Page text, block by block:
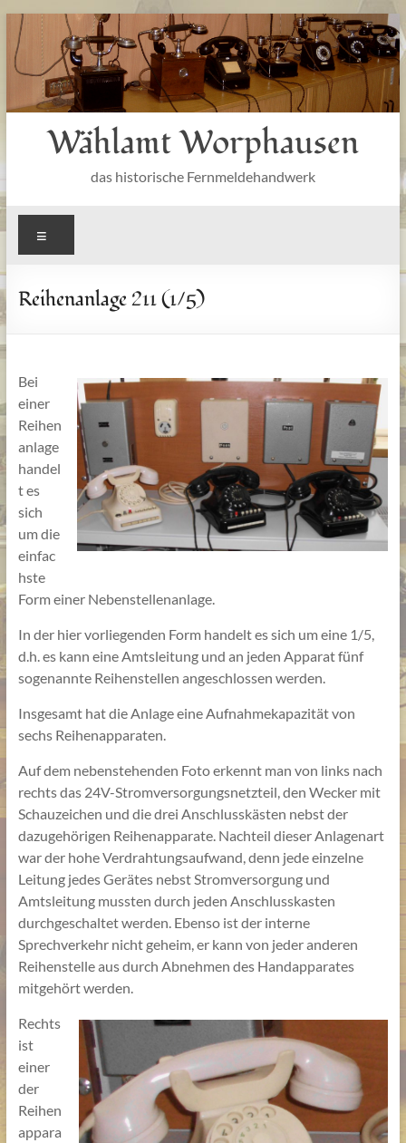
Zum
Inhalt
springen
Wählamt Worphausen
das historische Fernmeldehandwerk
Reihenanlage 211 (1/5)
Bei
einer
Reihen
anlage
handel
t es
sich
um die
einfac
hste
Form einer Nebenstellenanlage.
In der hier vorliegenden Form handelt es sich um eine 1/5,
d.h. es kann eine Amtsleitung und an jeden Apparat fünf
sogenannte Reihenstellen angeschlossen werden.
Insgesamt hat die Anlage eine Aufnahmekapazität von
sechs Reihenapparaten.
Auf dem nebenstehenden Foto erkennt man von links nach
rechts das 24V-Stromversorgungsnetzteil, den Wecker mit
Schauzeichen und die drei Anschlusskästen nebst der
dazugehörigen Reihenapparate. Nachteil dieser Anlagenart
war der hohe Verdrahtungsaufwand, denn jede einzelne
Leitung jedes Gerätes nebst Stromversorgung und
Amtsleitung mussten durch jeden Anschlusskasten
durchgeschaltet werden. Ebenso ist der interne
Sprechverkehr nicht geheim, er kann von jeder anderen
Reihenstelle aus durch Abnehmen des Handapparates
mitgehört werden.
Rechts
ist
einer
der
Reihen
appara